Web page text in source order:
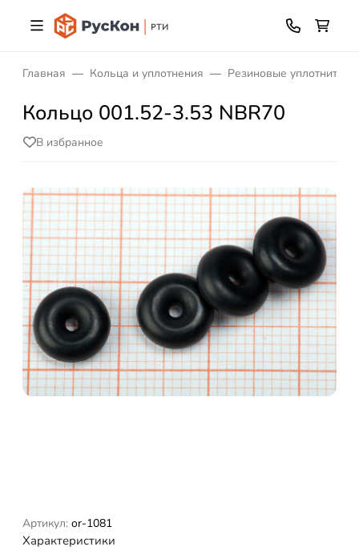
Главная Кольца и уплотнения Резиновые
Кольцо 001.52-3.53 NBR70
В избранное
Артикул: or-1081
Характеристики